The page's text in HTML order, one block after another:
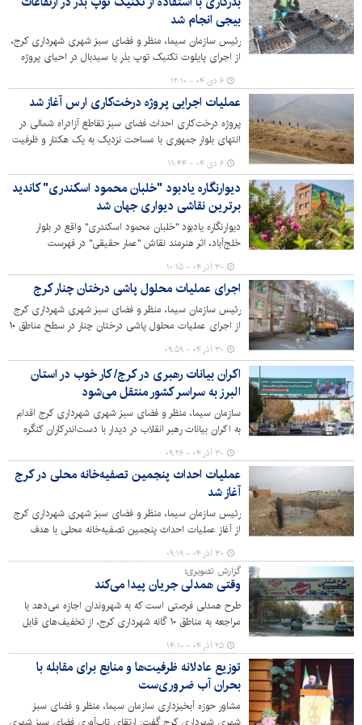
بیجی انجام شد
رئیس سازمان سیما، منظر و فضای سبز شهری شهرداری کرج،
از اجرای پایلوت تکنیک توپ بذر یا سیدبال در احیای پروژه
جنگل‌کاری بیجی خبر داد.
۶ دی ۰۴ - ۱۲:۱۰
عملیات اجرایی پروژه درخت‌کاری ارس آغاز شد
پروژه درخت‎‌کاری احداث فضای سبز تقاطع آزادراه شمالی در
انتهای بلوار جمهوری با مساحت نزدیک به یک هکتار و ظرفیت
خاکریزی و تسطیح در این پروژه تکمیل شده و با انتخاب
گونه‌های مناسب و سازگار با اقلیم، عملیات کاشت به زودی
اجرایی می شود.
۶ دی ۰۴ - ۱۱:۴۴
دیوارنگاره یادبود "خلبان محمود اسکندری" کاندید
برترین نقاشی‌ دیواری جهان شد
دیوارنگاره یادبود "خلبان محمود اسکندری" واقع در بلوار
خلج‌آباد، اثر هنرمند نقاش "عمار حقیقی" در فهرست
Art Cities» آنتورپ بلژیک در سال ۲۰۲۵ قرار گرفت.
۳۰ آذر ۰۴ - ۱۰:۱۵
اجرای عملیات محلول پاشی درختان چنار کرج
رئیس سازمان سیما، منظر و فضای سبز شهری شهرداری کرج
از اجرای عملیات محلول پاشی درختان چنار در سطح مناطق ۱۰
گانه شهر کرج خبر داد.
۳۰ آذر ۰۴ - ۰۹:۵۹
اکران بیانات رهبری در کرج/ کار خوب در استان
البرز به سراسر کشور منتقل می‌شود
سازمان سیما، منظر و فضای سبز شهری شهرداری کرج اقدام
به اکران بیانات رهبر انقلاب در دیدار با دست‌اندرکاران کنگره
کرده است. در این مراسم رهبر معظم انقلاب تاکید کردند که
"کار خوب در استان البرز به سراسر کشور منتقل می‌شود."
۳۰ آذر ۰۴ - ۰۹:۲۶
عملیات احداث پنجمین تصفیه‌خانه محلی در کرج
آغاز شد
رئیس سازمان سیما، منظر و فضای سبز شهری شهرداری کرج
از آغاز عملیات احداث پنجمین تصفیه‌خانه محلی با هدف
تامین آب خام در بلوار ناصربخت خبر داد.
۳۰ آذر ۰۴ - ۰۹:۱۹
گزارش تصویری؛
وقتی همدلی جریان پیدا می‌کند
طرح همدلی فرصتی است که به شهروندان اجازه می‌دهد با
مراجعه به مناطق ۱۰ گانه شهرداری کرج، از تخفیف‌های قابل
توجهی در پرداخت عوارض بهره‌مند شوند. این طرح با توجه به
استقبال کم‌نظیر و درخواست شهروندان محترم تا پایان ۲۲
دی ماه ۱۴۰۴ تمدید شد.
۲۵ آذر ۰۴ - ۱۴:۱۰
توزیع عادلانه ظرفیت‌ها و منابع برای مقابله با
بحران آب ضروری‌ست
مشاور حوزه آبخیزداری سازمان سیما، منظر و فضای سبز